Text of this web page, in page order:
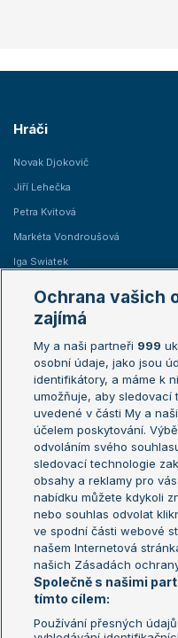
Hráči
Novak Djokovič
Jiří Lehečka
Petra Kvitová
Markéta Vondroušová
Iga Swiatek
Žebříčky
Žebříček ATP (muži)
Žebříček WTA (ženy)
Sázkařský žebříček
Aktualní trendy
Fotbalové přestupy
Livesport Daily
LS Prague Open
Ochrana vašich
zajímá
My a naši partneři 999
osobní údaje, jako jsou
identifikátory, a máme k
umožňuje, aby sledovací
uvedené v části My a
účelem poskytování.
odvoláním svého
sledovací technologie
obsahy a reklamy pro
nabídku můžete kdykoli
nebo souhlas odvolat
ve spodní části webové
našem Internetová
našich Zásadách
Společně s našimi
tímto cílem:
Používání přesných